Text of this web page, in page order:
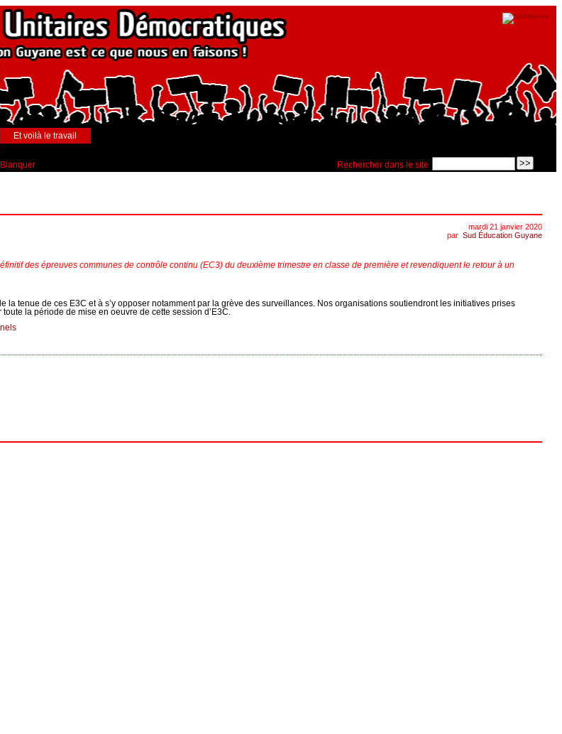
Et voilà le travail
Rechercher dans le site
mardi 21 janvier 2020
par Sud Éducation Guyane
des épreuves communes de contrôle continu (EC3) du deuxième trimestre en classe de première et revendiquent le retour à un
tenue de ces E3C et à s’y opposer notamment par la grève des surveillances. Nos organisations soutiendront les initiatives prises
la période de mise en oeuvre de cette session d’E3C.